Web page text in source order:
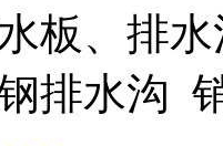
板、排
排水沟